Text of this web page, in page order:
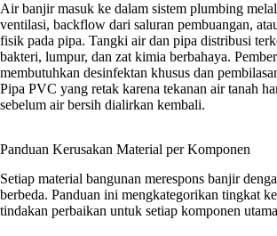
Air banjir masuk ke dalam sistem plumbing
ventilasi, backflow dari saluran pembuangan,
fisik pada pipa. Tangki air dan pipa distribusi
bakteri, lumpur, dan zat kimia berbahaya.
membutuhkan desinfektan khusus dan
Pipa PVC yang retak karena tekanan air tanah
sebelum air bersih dialirkan kembali.
Panduan Kerusakan Material per Komponen
Setiap material bangunan merespons banjir
berbeda. Panduan ini mengkategorikan tingkat
tindakan perbaikan untuk setiap komponen